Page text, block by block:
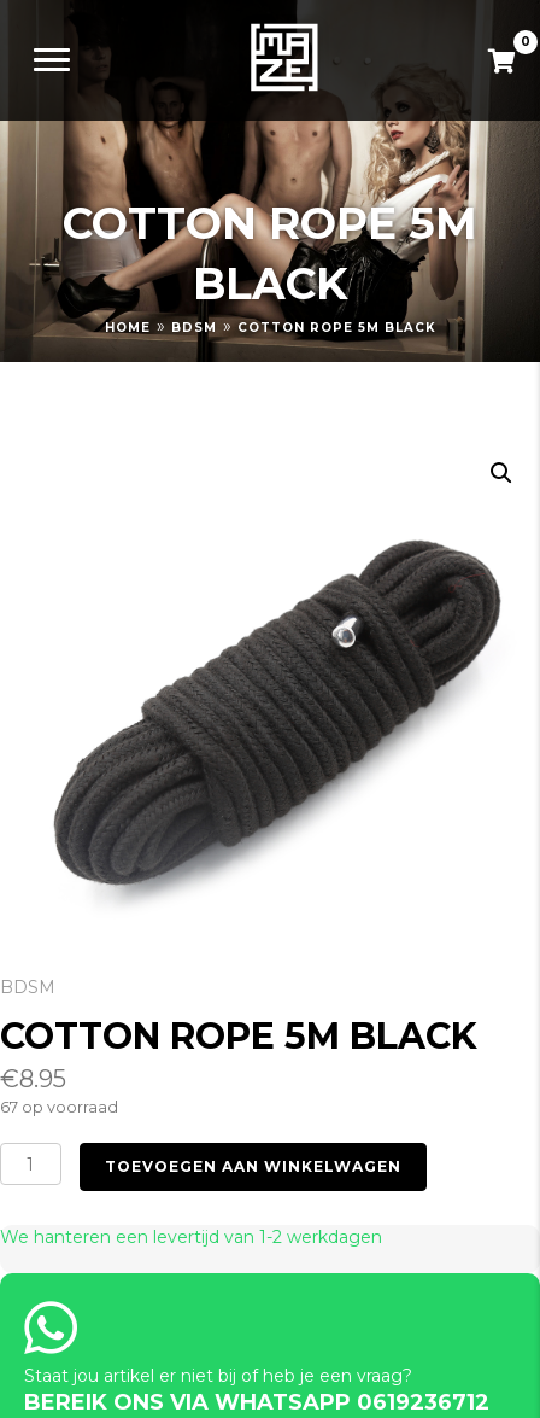
0
COTTON ROPE 5M
BLACK
HOME » BDSM » COTTON ROPE 5M BLACK
BDSM
COTTON ROPE 5M BLACK
€8.95
67 op voorraad
Cotton
Rope
Black
aantal
TOEVOEGEN AAN WINKELWAGEN
We hanteren een levertijd van 1-2 werkdagen
Staat jou artikel er niet bij of heb je een vraag?
BEREIK ONS VIA WHATSAPP 0619236712